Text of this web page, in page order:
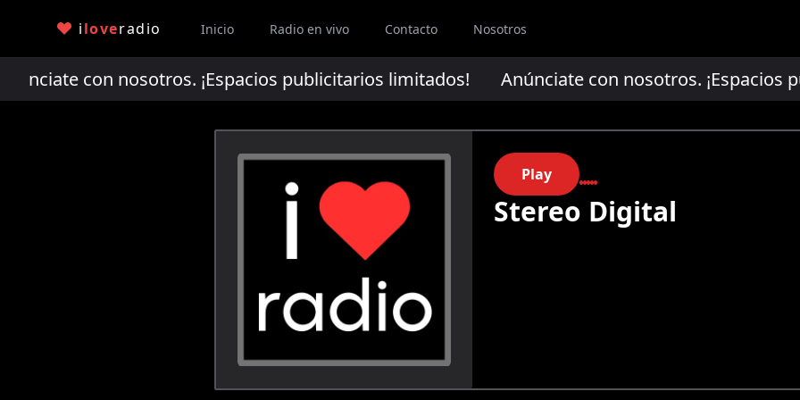
iloveradio Inicio Radio en vivo Contacto Nosotros
con nosotros. ¡Espacios publicitarios limitados!Anúnciate con nosotros. ¡Espacios
Play
Stereo Digital